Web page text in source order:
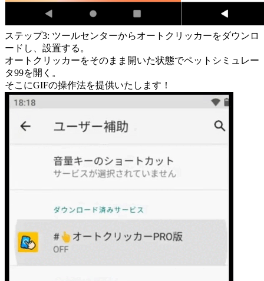
ステップ3: ツールセンターからオートクリッカーをダウンロ
ードし、設置する。
オートクリッカーをそのまま開いた状態でペットシミュレー
タ99を開く。
そこにGIFの操作法を提供いたします！